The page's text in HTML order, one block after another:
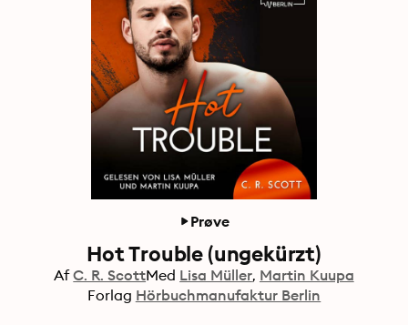
Prøve
Hot Trouble (ungekürzt)
Af C. R. ScottMed Lisa Müller Martin Kuupa
Forlag Hörbuchmanufaktur Berlin